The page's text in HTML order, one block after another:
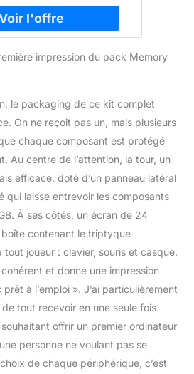
Go pour des temps de
courts et un
ou un jeu fluide.
efficace et
180W maintient le
à une température
silencieusement et de
grâce à son
Clavier gaming avec
QWERTZ allemande
standard en Allemagne)
pour les débutants en
Windows 11 Pro 64
adaptateur Wi-Fi,
Radeon intégrée,
HD MSI 24 pouces (100
Gaming Kit 4in1 Set,
Qualité et sécurité
: chaque système
fabriqué dans le nord de
de marque et soumis à
pour garantir
impression du pack Memory
le packaging de ce kit complet
On ne reçoit pas un, mais plusieurs
chaque composant est protégé
Au centre de l’attention, la tour, un
efficace, doté d’un panneau latéral
qui laisse entrevoir les composants
À ses côtés, un écran de 24
contenant le triptyque
tout joueur : clavier, souris et casque.
cohérent et donne une impression
à l’emploi ». J’ai particulièrement
tout recevoir en une seule fois.
offrir un premier ordinateur
personne ne voulant pas se
de chaque périphérique, c’est